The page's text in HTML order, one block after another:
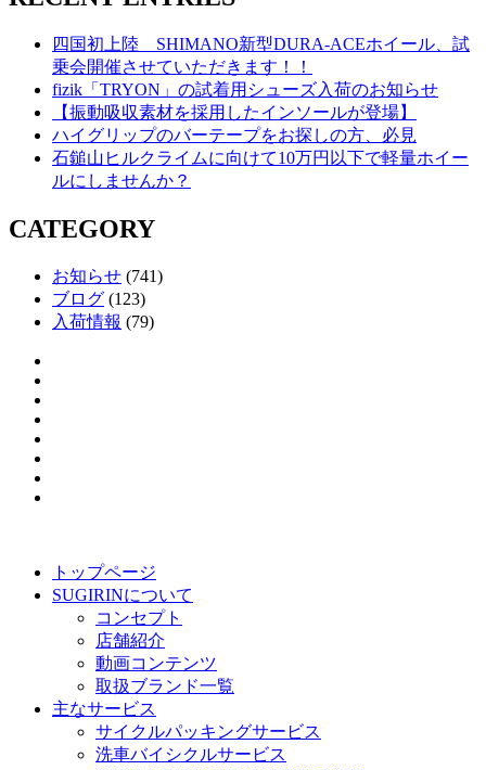
四国初上陸 SHIMANO新型DURA-ACEホイール、試
乗会開催させていただきます！！
fizik「TRYON」の試着用シューズ入荷のお知らせ
【振動吸収素材を採用したインソールが登場】
ハイグリップのバーテープをお探しの方、必見
石鎚山ヒルクライムに向けて10万円以下で軽量ホイー
ルにしませんか？
CATEGORY
お知らせ (741)
ブログ (123)
入荷情報 (79)
トップページ
SUGIRINについて
コンセプト
店舗紹介
動画コンテンツ
取扱ブランド一覧
主なサービス
サイクルパッキングサービス
洗車バイシクルサービス